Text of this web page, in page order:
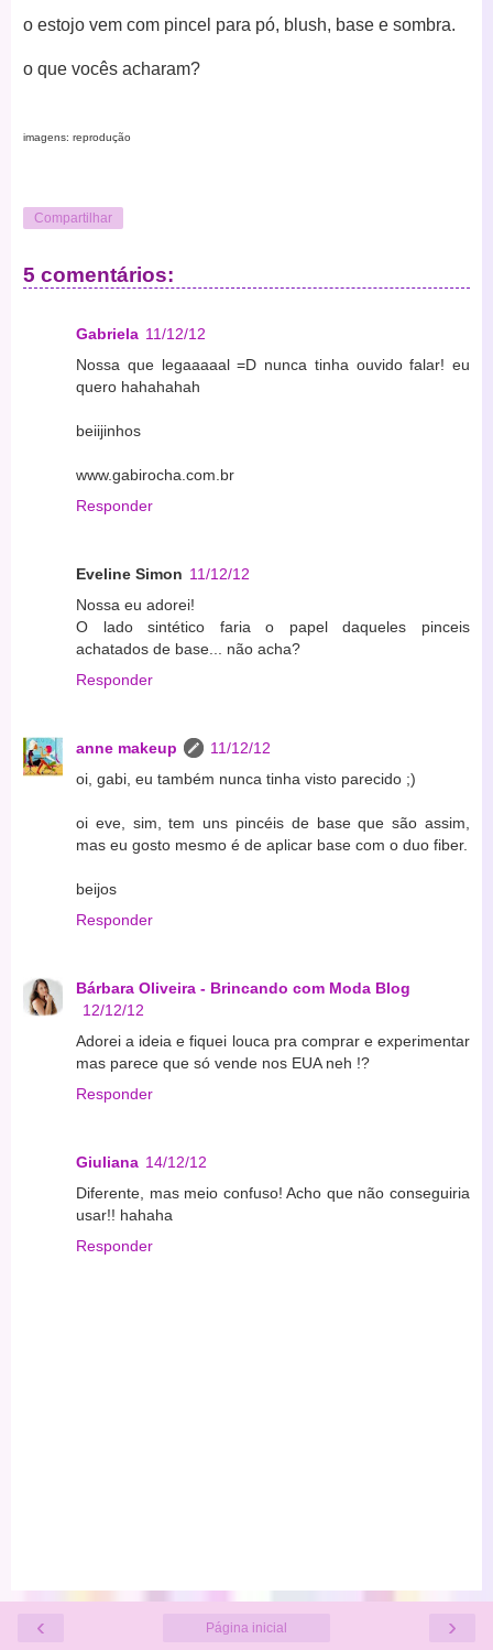
o estojo vem com pincel para pó, blush, base e sombra.
o que vocês acharam?
imagens: reprodução
Compartilhar
5 comentários:
Gabriela 11/12/12
Nossa que legaaaaal =D nunca tinha ouvido falar! eu
quero hahahahah
beiijinhos
www.gabirocha.com.br
Responder
Eveline Simon 11/12/12
Nossa eu adorei!
O lado sintético faria o papel daqueles pinceis
achatados de base... não acha?
Responder
anne makeup
11/12/12
oi, gabi, eu também nunca tinha visto parecido ;)
oi eve, sim, tem uns pincéis de base que são assim,
mas eu gosto mesmo é de aplicar base com o duo fiber.
beijos
Responder
Bárbara Oliveira - Brincando com Moda Blog
12/12/12
Adorei a ideia e fiquei louca pra comprar e experimentar
mas parece que só vende nos EUA neh !?
Responder
Giuliana 14/12/12
Diferente, mas meio confuso! Acho que não conseguiria
usar!! hahaha
Responder
‹ ›
Página inicial